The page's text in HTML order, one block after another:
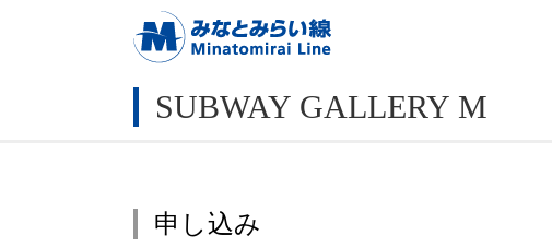
SUBWAY GALLERY M
申し込み